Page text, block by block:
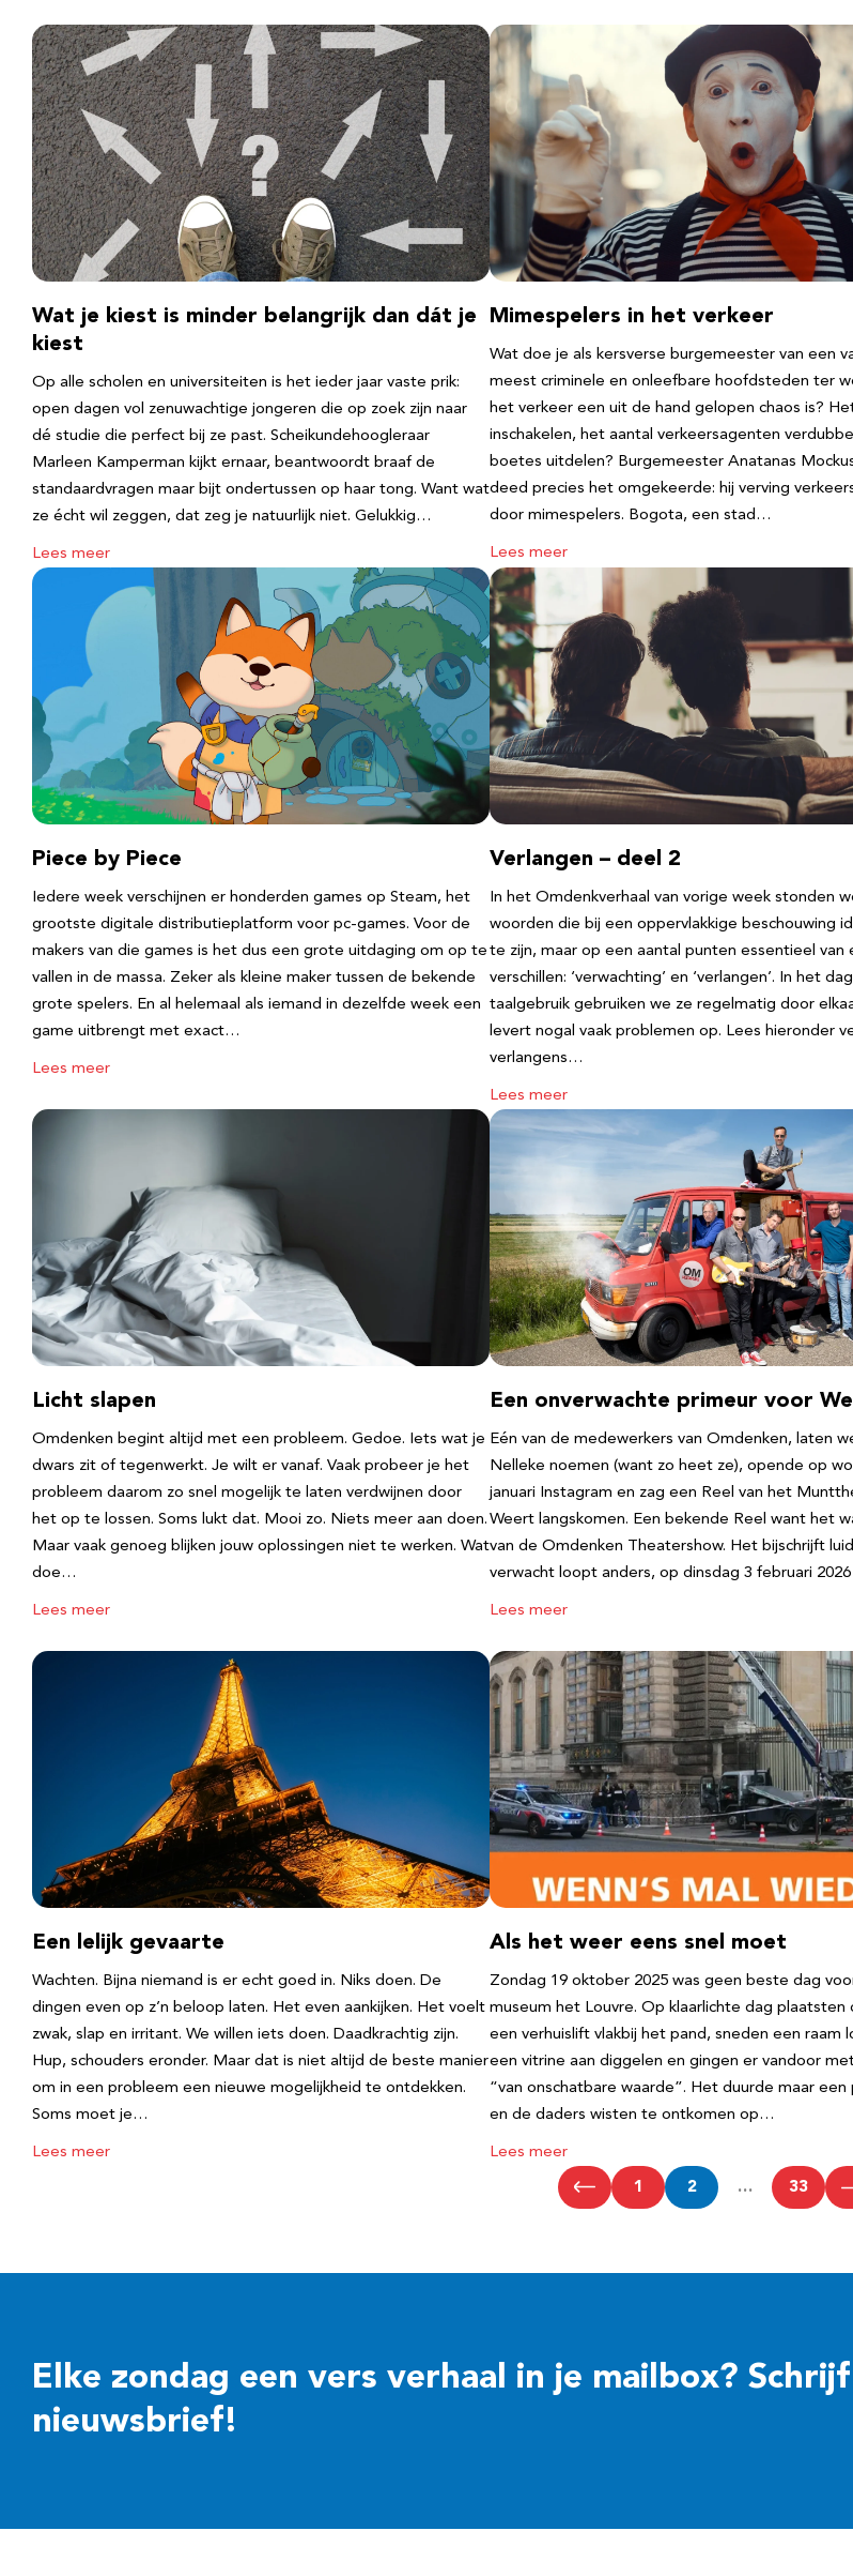
Wat je kiest is minder belangrijk dan dát je
kiest
Op alle scholen en universiteiten is het ieder jaar vaste prik:
open dagen vol zenuwachtige jongeren die op zoek zijn naar
dé studie die perfect bij ze past. Scheikundehoogleraar
Marleen Kamperman kijkt ernaar, beantwoordt braaf de
standaardvragen maar bijt ondertussen op haar tong. Want wat
ze écht wil zeggen, dat zeg je natuurlijk niet. Gelukkig…
Lees meer
Mimespelers in het verkeer
Wat doe je als kersverse burgemeester van een
meest criminele en onleefbare hoofdsteden ter
het verkeer een uit de hand gelopen chaos is?
inschakelen, het aantal verkeersagenten
boetes uitdelen? Burgemeester Anatanas
deed precies het omgekeerde: hij verving
door mimespelers. Bogota, een stad…
Lees meer
Piece by Piece
Iedere week verschijnen er honderden games op Steam, het
grootste digitale distributieplatform voor pc-games. Voor de
makers van die games is het dus een grote uitdaging om op te
vallen in de massa. Zeker als kleine maker tussen de bekende
grote spelers. En al helemaal als iemand in dezelfde week een
game uitbrengt met exact…
Lees meer
Verlangen – deel 2
In het Omdenkverhaal van vorige week stonden
woorden die bij een oppervlakkige beschouwing
te zijn, maar op een aantal punten essentieel van
verschillen: ‘verwachting’ en ‘verlangen’. In het
taalgebruik gebruiken we ze regelmatig door
levert nogal vaak problemen op. Lees hieronder
verlangens…
Lees meer
Licht slapen
Omdenken begint altijd met een probleem. Gedoe. Iets wat je
dwars zit of tegenwerkt. Je wilt er vanaf. Vaak probeer je het
probleem daarom zo snel mogelijk te laten verdwijnen door
het op te lossen. Soms lukt dat. Mooi zo. Niets meer aan doen.
Maar vaak genoeg blijken jouw oplossingen niet te werken. Wat
doe…
Lees meer
Een onverwachte primeur voor
Eén van de medewerkers van Omdenken, laten
Nelleke noemen (want zo heet ze), opende op
januari Instagram en zag een Reel van het
Weert langskomen. Een bekende Reel want het
van de Omdenken Theatershow. Het bijschrijft
verwacht loopt anders, op dinsdag 3 februari
Lees meer
Een lelijk gevaarte
Wachten. Bijna niemand is er echt goed in. Niks doen. De
dingen even op z’n beloop laten. Het even aankijken. Het voelt
zwak, slap en irritant. We willen iets doen. Daadkrachtig zijn.
Hup, schouders eronder. Maar dat is niet altijd de beste manier
om in een probleem een nieuwe mogelijkheid te ontdekken.
Soms moet je…
Lees meer
Als het weer eens snel moet
Zondag 19 oktober 2025 was geen beste dag
museum het Louvre. Op klaarlichte dag plaatsten
een verhuislift vlakbij het pand, sneden een raam
een vitrine aan diggelen en gingen er vandoor
“van onschatbare waarde”. Het duurde maar een
en de daders wisten te ontkomen op…
Lees meer
1 2 … 33
Elke zondag een vers verhaal in je mailbox?
nieuwsbrief!